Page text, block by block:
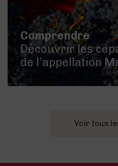
Comprendre
Découvrir les
de l’appellation
Voir tous